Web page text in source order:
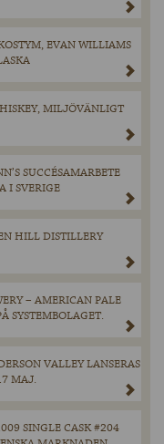
EVAN WILLIAMS
MILJÖVÄNLIGT
SUCCÉSAMARBETE
I SVERIGE
HILL DISTILLERY
– AMERICAN PALE
SYSTEMBOLAGET.
VALLEY LANSERAS
MAJ.
SINGLE CASK #204